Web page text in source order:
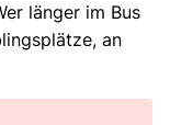
länger im Bus
an